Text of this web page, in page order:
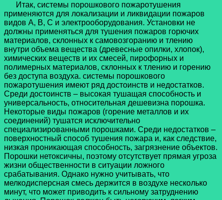
Итак, системы порошкового пожаротушения
применяются для локализации и ликвидации пожаров
видов А, В, С и электрооборудования. Установки не
должны применяться для тушения пожаров горючих
материалов, склонных к самовозгоранию и тлению
внутри объема вещества (древесные опилки, хлопок),
химических веществ и их смесей, пирофорных и
полимерных материалов, склонных к тлению и горению
без доступа воздуха. системы порошкового
пожаротушения имеют ряд достоинств и недостатков.
Среди достоинств – высокая тушащая способность и
универсальность, относительная дешевизна порошка.
Некоторые виды пожаров (горение металлов и их
соединений) тушатся исключительно
специализированными порошками. Среди недостатков –
поверхностный способ тушения пожара и, как следствие,
низкая проникающая способность, загрязнение объектов.
Порошки нетоксичны, поэтому отсутствует прямая угроза
жизни общественности в ситуации ложного
срабатывания. Однако нужно учитывать, что
мелкодисперсная смесь держится в воздухе несколько
минут, что может приводить к сильному затруднению